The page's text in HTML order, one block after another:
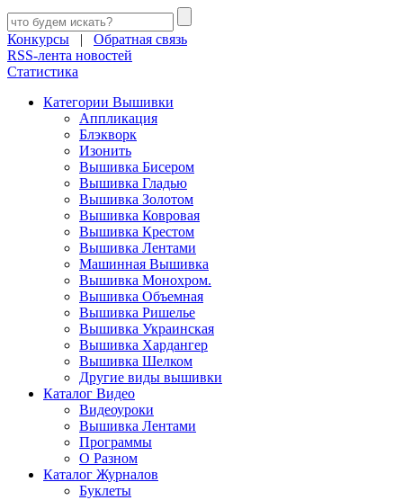
Конкурсы | Обратная связь
RSS-лента новостей
Статистика
Категории Вышивки
Аппликация
Блэкворк
Изонить
Вышивка Бисером
Вышивка Гладью
Вышивка Золотом
Вышивка Ковровая
Вышивка Крестом
Вышивка Лентами
Машинная Вышивка
Вышивка Монохром.
Вышивка Объемная
Вышивка Ришелье
Вышивка Украинская
Вышивка Хардангер
Вышивка Шелком
Другие виды вышивки
Каталог Видео
Видеоуроки
Вышивка Лентами
Программы
О Разном
Каталог Журналов
Буклеты